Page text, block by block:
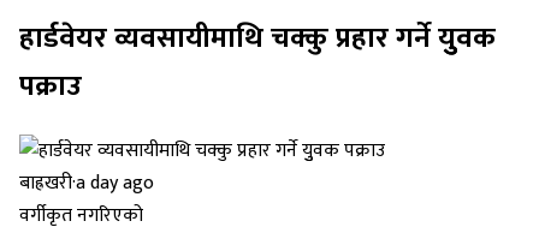
हार्डवेयर व्यवसायीमाथि चक्कु प्रहार गर्ने युुवक
पक्राउ
बाह्रखरी·a day ago
वर्गीकृत नगरिएको